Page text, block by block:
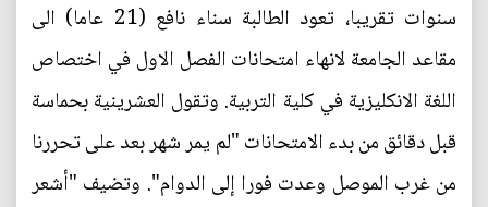
سنوات تقريبا، تعود الطالبة سناء نافع (21 عاما) الى
مقاعد الجامعة لانهاء امتحانات الفصل الاول في اختصاص
اللغة الانكليزية في كلية التربية. وتقول العشرينية بحماسة
قبل دقائق من بدء الامتحانات "لم يمر شهر بعد على تحررنا
من غرب الموصل وعدت فورا إلى الدوام". وتضيف "أشعر